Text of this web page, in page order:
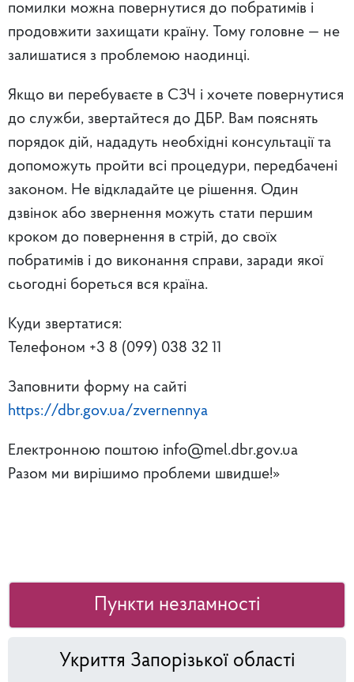
помилки можна повернутися до побратимів і
продовжити захищати країну. Тому головне — не
залишатися з проблемою наодинці.
Якщо ви перебуваєте в СЗЧ і хочете повернутися
до служби, звертайтеся до ДБР. Вам пояснять
порядок дій, нададуть необхідні консультації та
допоможуть пройти всі процедури, передбачені
законом. Не відкладайте це рішення. Один
дзвінок або звернення можуть стати першим
кроком до повернення в стрій, до своїх
побратимів і до виконання справи, заради якої
сьогодні бореться вся країна.
Куди звертатися:
Телефоном +3 8 (099) 038 32 11
Заповнити форму на сайті
https://dbr.gov.ua/zvernennya
Електронною поштою info@mel.dbr.gov.ua
Разом ми вирішимо проблеми швидше!»
Пункти незламності
Укриття Запорізької області